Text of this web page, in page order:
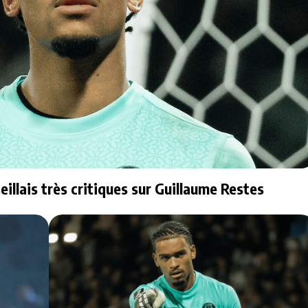
très critiques sur Guillaume Restes